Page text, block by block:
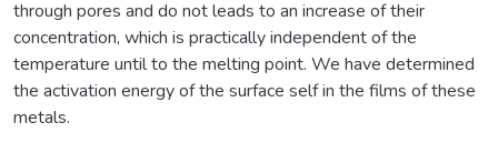
through pores and do not leads to an increase of their
concentration, which is practically independent of the
temperature until to the melting point. We have determined
the activation energy of the surface self in the films of these
metals.